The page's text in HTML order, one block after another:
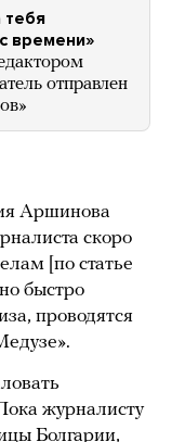
тебя
времени»
отправлен
Аршинова
скоро
[по статье
быстро
проводятся
журналисту
Болгарии,